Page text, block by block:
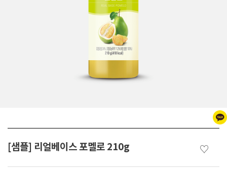
[샘플] 리얼베이스 포멜로 210g ♡